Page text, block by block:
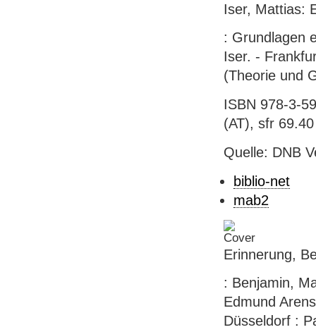
Iser, Mattias:
: Grundlagen
Iser. -
(Theorie und
ISBN 978-3-
(AT), sfr 69.40
Quelle: DNB
biblio-net
mab2
Erinnerung,
: Benjamin,
Edmund
Düsseldorf :